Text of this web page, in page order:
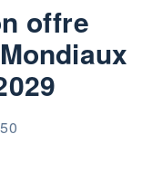
offre